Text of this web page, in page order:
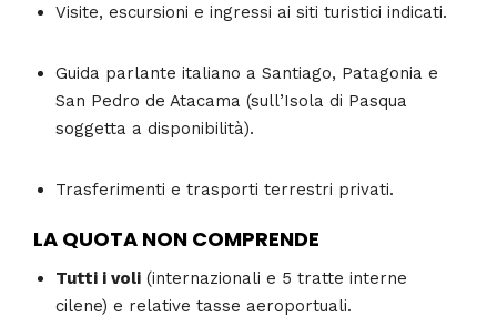
Visite, escursioni e ingressi ai siti turistici indicati.
Guida parlante italiano a Santiago, Patagonia e
San Pedro de Atacama (sull’Isola di Pasqua
soggetta a disponibilità).
Trasferimenti e trasporti terrestri privati.
LA QUOTA NON COMPRENDE
Tutti i voli (internazionali e 5 tratte interne
cilene) e relative tasse aeroportuali.